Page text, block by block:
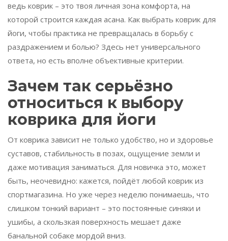
ведь коврик – это твоя личная зона комфорта, на
которой строится каждая асана. Как выбрать коврик для
йоги, чтобы практика не превращалась в борьбу с
раздражением и болью? Здесь нет универсального
ответа, но есть вполне объективные критерии.
Зачем так серьёзно
относиться к выбору
коврика для йоги
От коврика зависит не только удобство, но и здоровье
суставов, стабильность в позах, ощущение земли и
даже мотивация заниматься. Для новичка это, может
быть, неочевидно: кажется, пойдёт любой коврик из
спортмагазина. Но уже через неделю понимаешь, что
слишком тонкий вариант – это постоянные синяки и
ушибы, а скользкая поверхность мешает даже
банальной собаке мордой вниз.